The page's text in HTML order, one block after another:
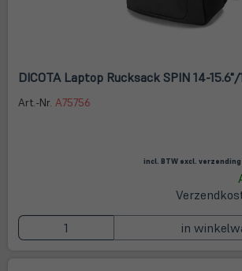
DICOTA Laptop Rucksack SPIN 14-15.6"/
Art.-Nr. A75756
incl. BTW excl. verzending
in